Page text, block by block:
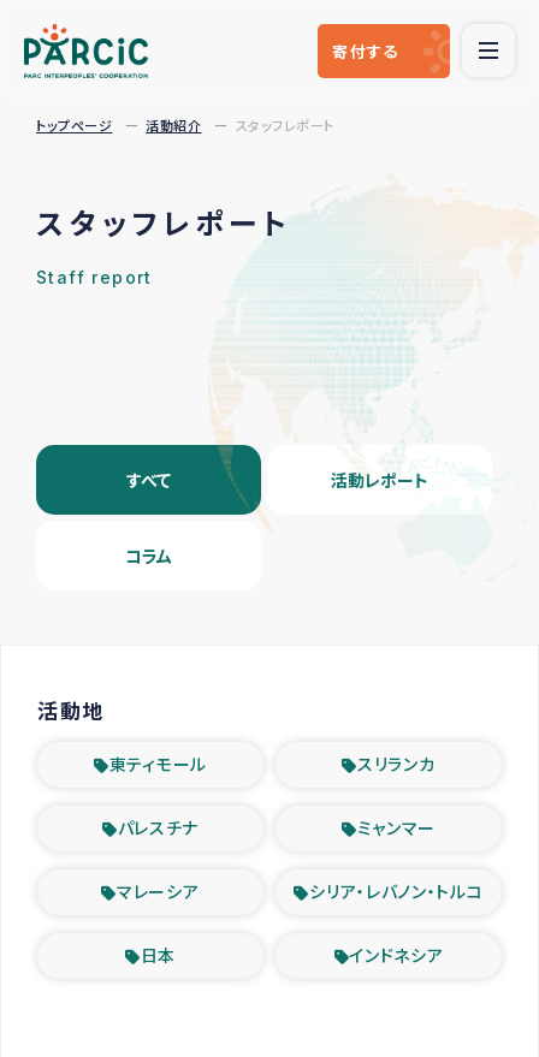
寄付する
トップページ 活動紹介 スタッフレポート
スタッフレポート
Staff report
すべて 活動レポート
コラム
活動地
東ティモール スリランカ
パレスチナ ミャンマー
マレーシア シリア・レバノン・トルコ
日本 インドネシア